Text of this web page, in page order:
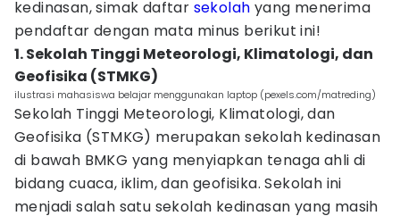
kedinasan, simak daftar sekolah yang menerima
pendaftar dengan mata minus berikut ini!
1. Sekolah Tinggi Meteorologi, Klimatologi, dan
Geofisika (STMKG)
ilustrasi mahasiswa belajar menggunakan laptop (pexels.com/matreding)
Sekolah Tinggi Meteorologi, Klimatologi, dan
Geofisika (STMKG) merupakan sekolah kedinasan
di bawah BMKG yang menyiapkan tenaga ahli di
bidang cuaca, iklim, dan geofisika. Sekolah ini
menjadi salah satu sekolah kedinasan yang masih